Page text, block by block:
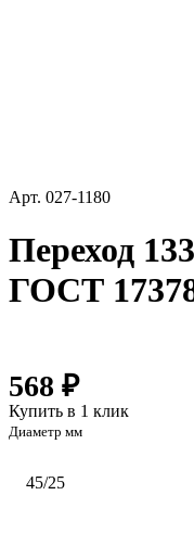
Арт. 027-1180
Переход
ГОСТ
568 ₽
Купить в 1 клик
Диаметр мм
45/25